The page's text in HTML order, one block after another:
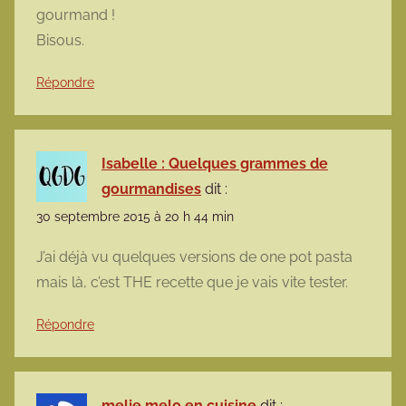
gourmand !
Bisous.
Répondre
Isabelle : Quelques grammes de
gourmandises dit :
30 septembre 2015 à 20 h 44 min
J’ai déjà vu quelques versions de one pot pasta
mais là, c’est THE recette que je vais vite tester.
Répondre